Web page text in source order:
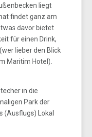
liegt
findet ganz am
davor bietet
für einen Drink,
lieber den Blick
Maritim Hotel).
in die
Park der
(Ausflugs) Lokal